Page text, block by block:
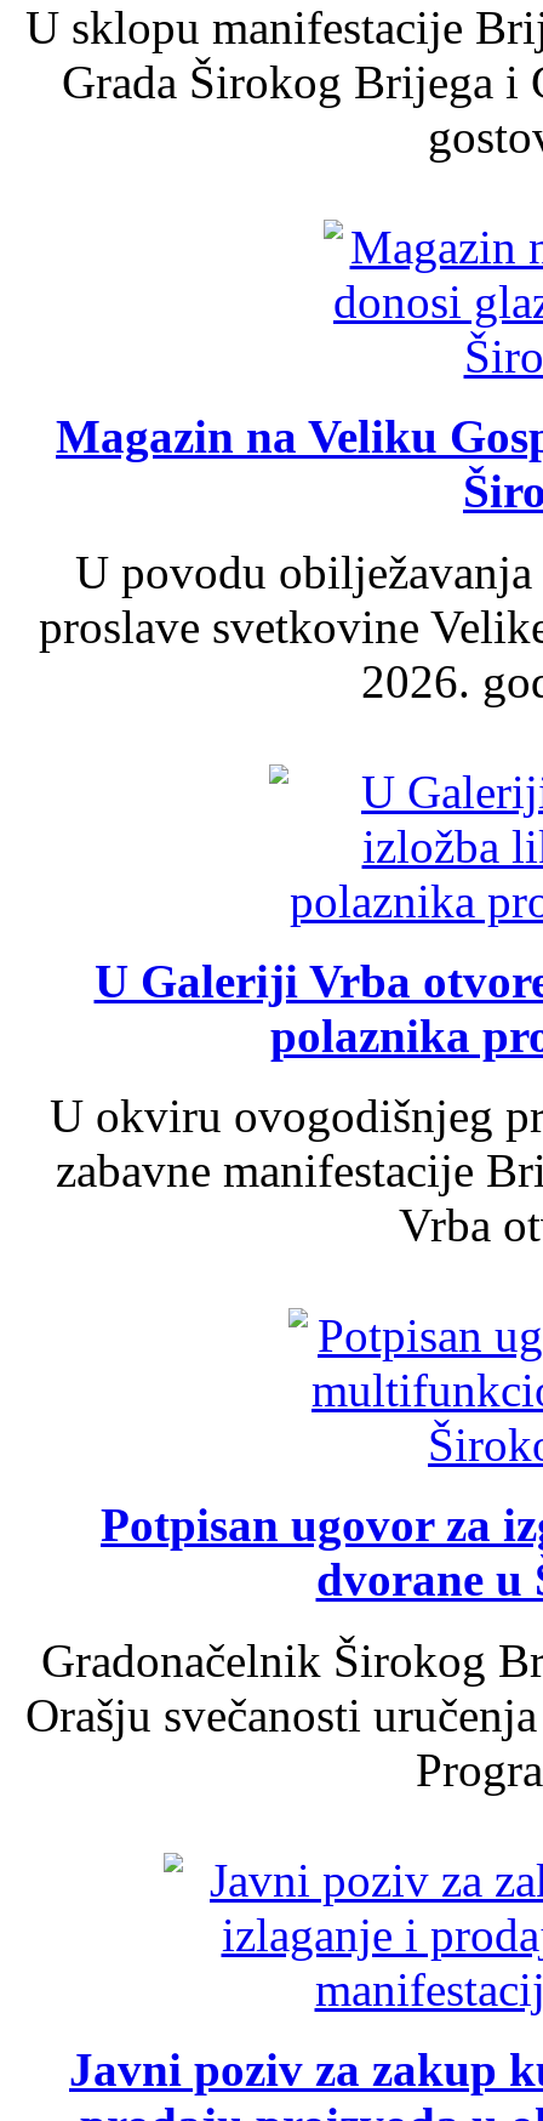
U sklopu manifestacije
Grada Širokog Brijega
Magazin na Veliku
U povodu
proslave svetkovine
2026.
U Galeriji Vrba
polaznika
U okviru ovogodišnjeg
zabavne manifestacije
Vrba
Potpisan ugovor za
dvorane u
Gradonačelnik Širokog
Orašju svečanosti
Javni poziv za zakup